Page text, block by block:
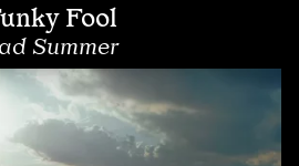
Fool
Summer